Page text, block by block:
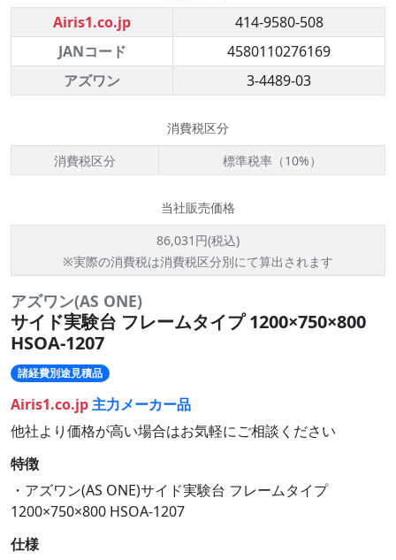
Airis1.co.jp
414-9580-508
JANコード
4580110276169
アズワン
3-4489-03
消費税区分
消費税区分
標準税率（10%）
当社販売価格
86,031円(税込)
※実際の消費税は消費税区分別にて算出されます
アズワン(AS ONE)
サイド実験台 フレームタイプ 1200×750×800
HSOA-1207
諸経費別途見積品
Airis1.co.jp主力メーカー品
他社より価格が高い場合はお気軽にご相談ください
特徴
・アズワン(AS ONE)サイド実験台 フレームタイプ
1200×750×800 HSOA-1207
仕様